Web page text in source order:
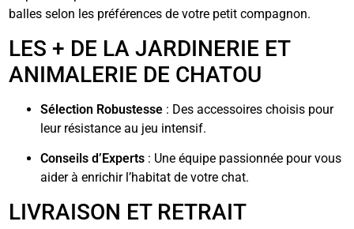
balles selon les préférences de votre petit compagnon.
LES + DE LA JARDINERIE ET
ANIMALERIE DE CHATOU
Sélection Robustesse : Des accessoires choisis pour
leur résistance au jeu intensif.
Conseils d’Experts : Une équipe passionnée pour vous
aider à enrichir l’habitat de votre chat.
LIVRAISON ET RETRAIT